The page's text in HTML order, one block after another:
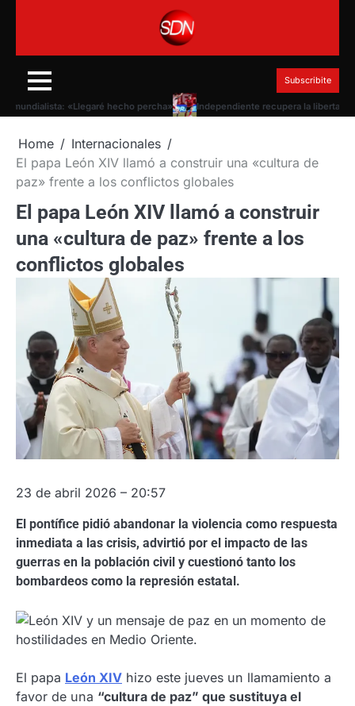
Subscribite
«Llegaré hecho percha» Independiente recupera la libertad de
Home
Internacionales
El papa León XIV llamó a construir una «cultura de
paz» frente a los conflictos globales
El papa León XIV llamó a construir
una «cultura de paz» frente a los
conflictos globales
23 de abril 2026 – 20:57
El pontífice pidió abandonar la violencia como respuesta
inmediata a las crisis, advirtió por el impacto de las
guerras en la población civil y cuestionó tanto los
bombardeos como la represión estatal.
El papa León XIV hizo este jueves un llamamiento a
favor de una “cultura de paz” que sustituya el